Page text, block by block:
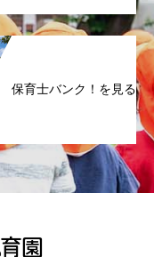
保育士バンク！を見る